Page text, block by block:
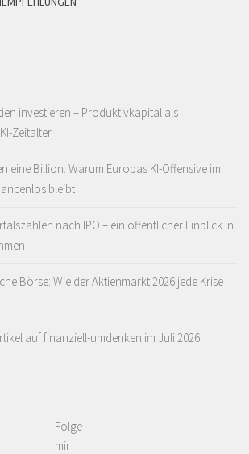
investieren – Produktivkapital als
Zeitalter
eine Billion: Warum Europas KI-Offensive im
bleibt
nach IPO – ein öffentlicher Einblick in
Börse: Wie der Aktienmarkt 2026 jede Krise
auf finanziell-umdenken im Juli 2026
Folge
mir